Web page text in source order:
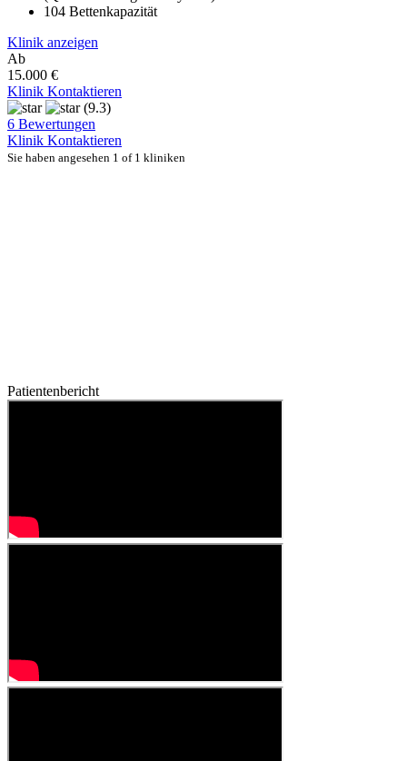
104 Bettenkapazität
Klinik anzeigen
Ab
15.000 €
Klinik Kontaktieren
(9.3)
6 Bewertungen
Klinik Kontaktieren
Sie haben angesehen 1 of 1 kliniken
Patientenbericht